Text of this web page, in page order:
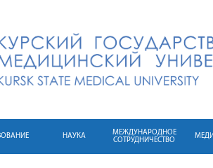
НАУКА
МЕЖДУНАРОДНОЕ
СОТРУДНИЧЕСТВО